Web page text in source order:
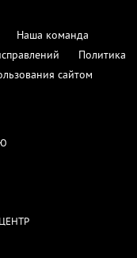
Наша команда
Политика
сайтом